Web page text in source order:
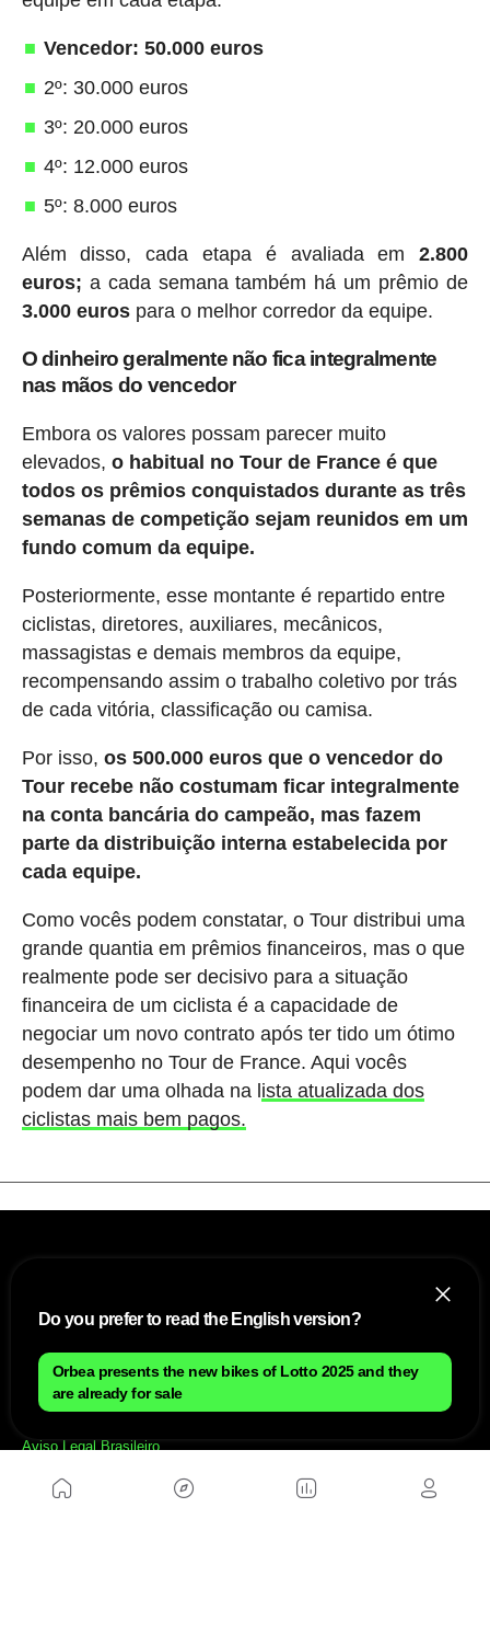
Vencedor: 50.000 euros
2º: 30.000 euros
3º: 20.000 euros
4º: 12.000 euros
5º: 8.000 euros
Além disso, cada etapa é avaliada em2.800
euros; a cada semana também há um prêmio de
3.000 eurospara o melhor corredor da equipe.
O dinheiro geralmente não fica integralmente
nas mãos do vencedor
Embora os valores possam parecer muito
elevados, o habitual no Tour de France é que
todos os prêmios conquistados durante as três
semanas de competição sejam reunidos em um
fundo comum da equipe.
Posteriormente, esse montante é repartido entre
ciclistas, diretores, auxiliares, mecânicos,
massagistas e demais membros da equipe,
recompensando assim o trabalho coletivo por trás
de cada vitória, classificação ou camisa.
Por isso, os 500.000 euros que o vencedor do
Tour recebe não costumam ficar integralmente
na conta bancária do campeão, mas fazem
parte da distribuição interna estabelecida por
cada equipe.
Como vocês podem constatar, o Tour distribui uma
grande quantia em prêmios financeiros, mas o que
realmente pode ser decisivo para a situação
financeira de um ciclista é a capacidade de
negociar um novo contrato após ter tido um ótimo
desempenho no Tour de France. Aqui vocês
podem dar uma olhada na l ista atualizada dos
ciclistas mais bem pagos.
Aviso Legal Brasileiro
Anúnciate con nosotros brasileiro
Política de privacidad brasileiro
Do you prefer to read the English version?
Orbea presents the new bikes of Lotto 2025 and they
are already for sale